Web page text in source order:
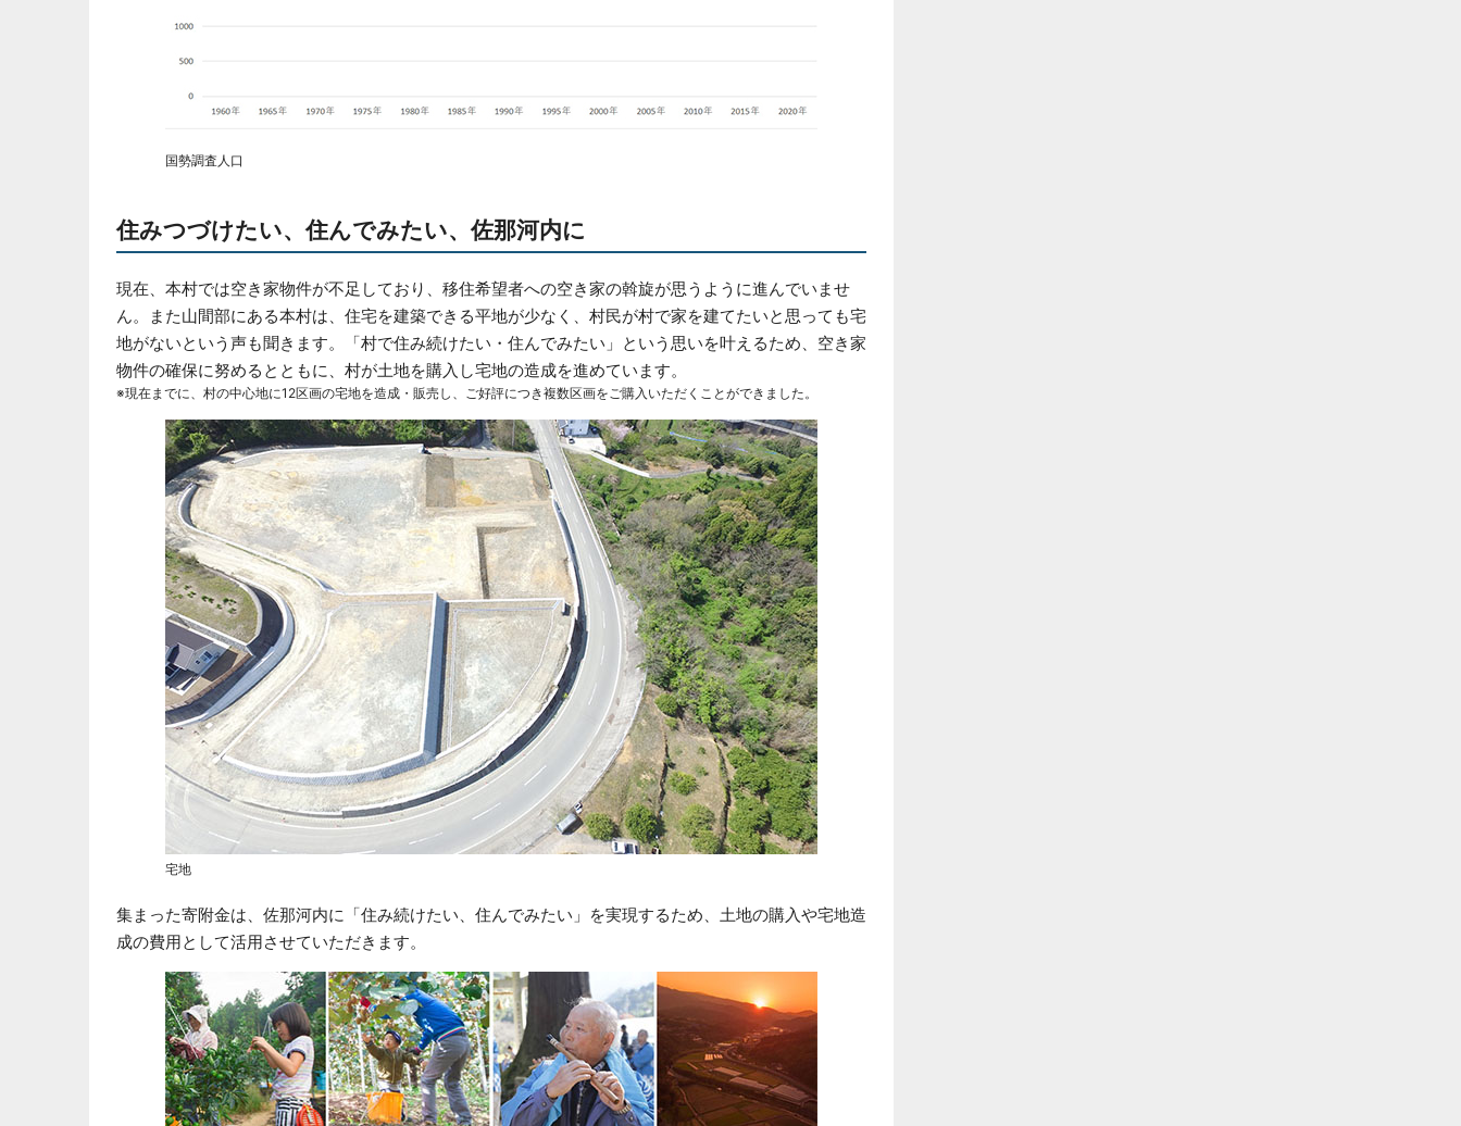
国勢調査人口
住みつづけたい、住んでみたい、佐那河内に
現在、本村では空き家物件が不足しており、移住希望者への空き家の斡旋が思うように進んでいませ
ん。また山間部にある本村は、住宅を建築できる平地が少なく、村民が村で家を建てたいと思っても宅
地がないという声も聞きます。「村で住み続けたい・住んでみたい」という思いを叶えるため、空き家
物件の確保に努めるとともに、村が土地を購入し宅地の造成を進めています。
現在までに、村の中心地に12区画の宅地を造成・販売し、ご好評につき複数区画をご購入いただくことができました。
宅地
集まった寄附金は、佐那河内に「住み続けたい、住んでみたい」を実現するため、土地の購入や宅地造
成の費用として活用させていただきます。